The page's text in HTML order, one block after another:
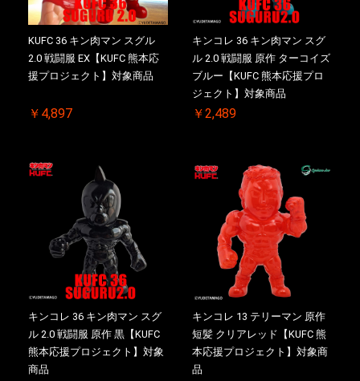
KUFC 36 キン肉マン スグル
2.0 戦闘服 EX【KUFC 熊本応
援プロジェクト】対象商品
￥4,897
キンコレ 36 キン肉マン スグ
ル 2.0 戦闘服 原作 ターコイズ
ブルー【KUFC 熊本応援プロ
ジェクト】対象商品
￥2,489
キンコレ 36 キン肉マン スグ
ル 2.0 戦闘服 原作 黒【KUFC
熊本応援プロジェクト】対象
商品
キンコレ 13 テリーマン 原作
短髪 クリアレッド【KUFC 熊
本応援プロジェクト】対象商
品